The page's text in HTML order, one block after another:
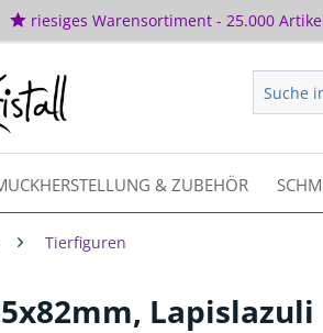
riesiges Warensortiment - 25.000
& ZUBEHÖR
Tierfiguren
Lapislazuli